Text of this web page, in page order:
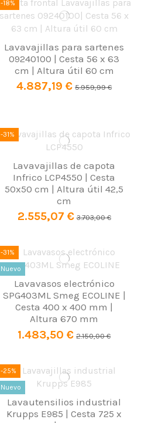
-18%
Lavavajillas para sartenes
09240100 | Cesta 56 x 63
cm | Altura útil 60 cm
4.887,19 € 5.959,99 €
-31%
Lavavajillas de capota
Infrico LCP4550 | Cesta
50x50 cm | Altura útil 42,5
cm
2.555,07 € 3.703,00 €
-31%
Nuevo
Lavavasos electrónico
SPG403ML Smeg ECOLINE |
Cesta 400 x 400 mm |
Altura 670 mm
1.483,50 € 2.150,00 €
-25%
Nuevo
Lavautensilios industrial
Krupps E985 | Cesta 725 x